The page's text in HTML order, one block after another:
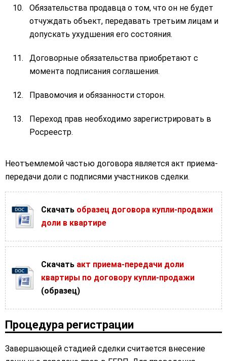
Обязательства продавца о том, что он не будет
отчуждать объект, передавать третьим лицам и
допускать ухудшения его состояния.
Договорные обязательства приобретают с
момента подписания соглашения.
Правомочия и обязанности сторон.
Переход прав необходимо зарегистрировать в
Росреестр.
Неотъемлемой частью договора является акт приема-
передачи доли с подписями участников сделки.
Скачать образец договора купли-продажи
доли в квартире
Скачать акт приема-передачи доли
квартиры по договору купли-продажи
(образец)
Процедура регистрации
Завершающей стадией сделки считается внесение